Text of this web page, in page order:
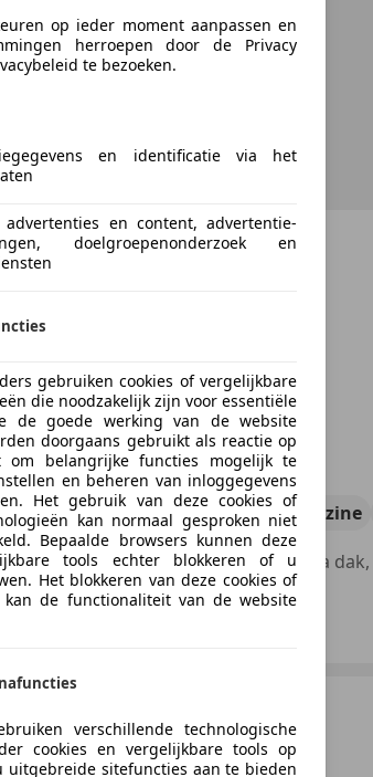
€ 39.950
08/2019 85.945 km Benzine
STOELVER/VOLL
op ieder moment aanpassen en
herroepen door de Privacy
te bezoeken.
en identificatie via het
advertenties en content, advertentie-
doelgroepenonderzoek en
gebruiken cookies of vergelijkbare
die noodzakelijk zijn voor essentiële
de goede werking van de website
doorgaans gebruikt als reactie op
om belangrijke functies mogelijk te
en beheren van inloggegevens
Het gebruik van deze cookies of
kan normaal gesproken niet
Bepaalde browsers kunnen deze
tools echter blokkeren of u
Het blokkeren van deze cookies of
kan de functionaliteit van de website
verschillende technologische
cookies en vergelijkbare tools op
uitgebreide sitefuncties aan te bieden